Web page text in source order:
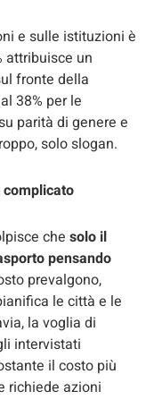
e sulle istituzioni è
attribuisce un
fronte della
38% per le
parità di genere e
solo slogan.
che solo il
pensando
prevalgono,
le città e le
la voglia di
intervistati
il costo più
richiede azioni